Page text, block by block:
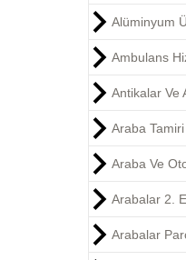
Alüminyum
Ambulans
Antikalar Ve
Araba Tamiri
Araba Ve
Arabalar 2.
Arabalar